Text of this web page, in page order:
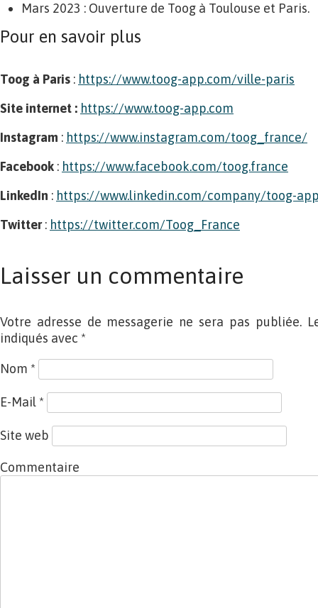
Mars 2023 : Ouverture de Toog à Toulouse et Paris.
Pour en savoir plus
Toog à Paris : https://www.toog-app.com/ville-paris
Site internet : https://www.toog-app.com
Instagram : https://www.instagram.com/toog_france/
Facebook : https://www.facebook.com/toog.france
LinkedIn : https://www.linkedin.com/company/toog-
Twitter: https://twitter.com/Toog_France
Laisser un commentaire
Votre adresse de messagerie ne sera pas publiée.
indiqués avec *
Nom *
E-Mail *
Site web
Commentaire